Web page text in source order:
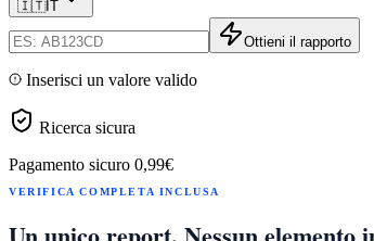
🇮🇹IT
Ottieni il rapporto
Inserisci un valore valido
Ricerca sicura
Pagamento sicuro 0,99€
VERIFICA COMPLETA INCLUSA